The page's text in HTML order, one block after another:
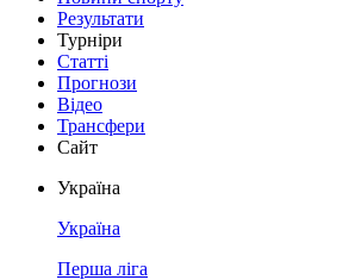
Результати
Турніри
Статті
Прогнози
Відео
Трансфери
Сайт
Україна
Україна
Перша ліга